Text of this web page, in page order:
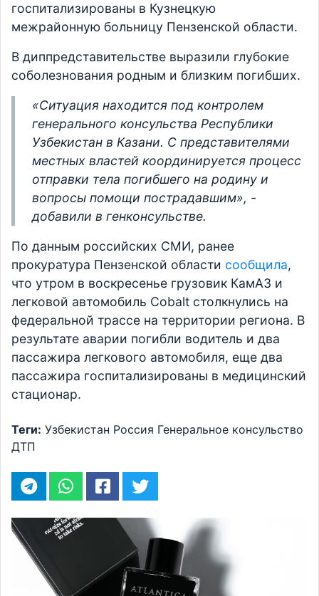
госпитализированы в Кузнецкую
межрайонную больницу Пензенской области.
В диппредставительстве выразили глубокие
соболезнования родным и близким погибших.
«Ситуация находится под контролем
генерального консульства Республики
Узбекистан в Казани. С представителями
местных властей координируется процесс
отправки тела погибшего на родину и
вопросы помощи пострадавшим», -
добавили в генконсульстве.
По данным российских СМИ, ранее
прокуратура Пензенской области сообщила,
что утром в воскресенье грузовик КамАЗ и
легковой автомобиль Cobalt столкнулись на
федеральной трассе на территории региона. В
результате аварии погибли водитель и два
пассажира легкового автомобиля, еще два
пассажира госпитализированы в медицинский
стационар.
Теги: Узбекистан Россия Генеральное консульство
ДТП